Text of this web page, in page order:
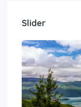
Slider